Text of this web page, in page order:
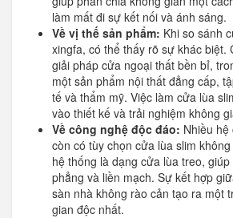
làm mất đi sự kết nối và ánh sáng.
Về vị thế sản phẩm: Khi so sánh
xingfa, có thể thấy rõ sự khác biệt.
giải pháp cửa ngoại thất bền bỉ,
một sản phẩm nội thất đẳng cấp,
tế và thẩm mỹ. Việc làm cửa lùa
vào thiết kế và trải nghiệm không
Về công nghệ độc đáo: Nhiều
còn có tùy chọn cửa lùa slim
hệ thống là dạng cửa lùa treo,
phẳng và liền mạch. Sự kết hợp
sàn nhà không rào cản tạo ra một
gian độc nhất.